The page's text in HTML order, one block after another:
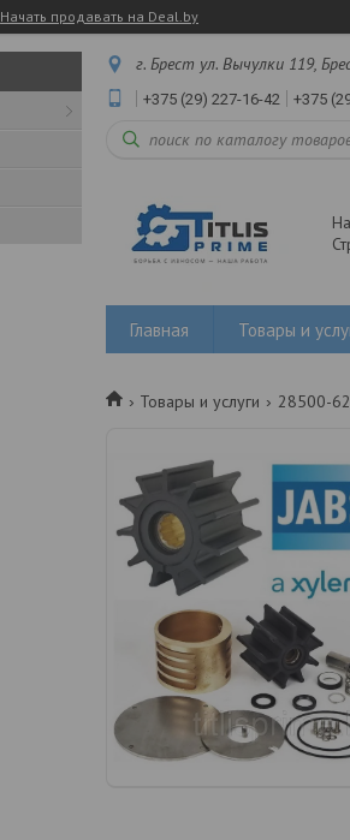
Начать продавать на Deal.by
г. Брест ул. Вычулки 119,
+375 (29) 227-16-42 +375
Главная Товары и
Товары и услуги 28500-